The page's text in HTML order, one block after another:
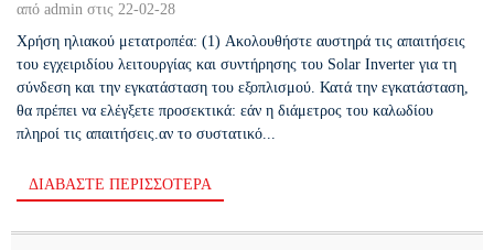
από admin στις 22-02-28
Χρήση ηλιακού μετατροπέα: (1) Ακολουθήστε αυστηρά τις απαιτήσεις
του εγχειριδίου λειτουργίας και συντήρησης του Solar Inverter για τη
σύνδεση και την εγκατάσταση του εξοπλισμού. Κατά την εγκατάσταση,
θα πρέπει να ελέγξετε προσεκτικά: εάν η διάμετρος του καλωδίου
πληροί τις απαιτήσεις.αν το συστατικό...
ΔΙΑΒΆΣΤΕ ΠΕΡΙΣΣΌΤΕΡΑ